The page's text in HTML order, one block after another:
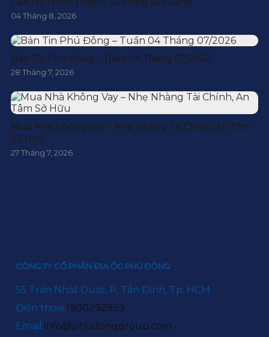
04 Tháng 8, 2026
Bản Tin Phú Đông – Tuần 04 Tháng 07/2026
28 Tháng 7, 2026
Mua Nhà Không Vay – Nhẹ Nhàng Tài Chính, An Tâm
Sở Hữu
27 Tháng 7, 2026
CÔNG TY CỔ PHẦN ĐỊA ỐC PHÚ ĐÔNG
55 Trần Nhật Duật, P. Tân Định, Tp. HCM
Điện thoại:1900292939
Email:info@phudonggroup.com